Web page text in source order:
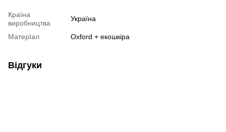
Країна
виробництва
Україна
МатерІал Oxford + екошкіра
Відгуки